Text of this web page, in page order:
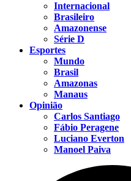
Internacional
Brasileiro
Amazonense
Série D
Esportes
Mundo
Brasil
Amazonas
Manaus
Opinião
Carlos Santiago
Fábio Peragene
Luciano Everton
Manoel Paiva